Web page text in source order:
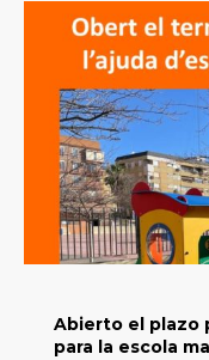
Abierto el plazo
para la escola